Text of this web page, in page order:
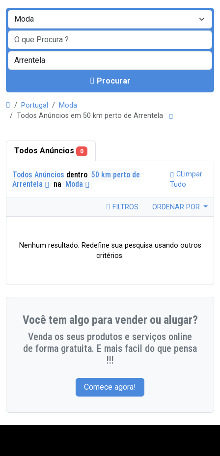
Procurar
Portugal
Moda
Todos Anúncios em 50 km perto de Arrentela
Todos Anúncios 0
Todos Anúncios dentro 50 km perto de
Arrentela
na Moda
CLimpar
Tudo
FILTROS ORDENAR POR
Nenhum resultado. Redefine sua pesquisa usando outros
critérios.
Você tem algo para vender ou alugar?
Venda os seus produtos e serviços online
de forma gratuita. E mais facil do que pensa
!!!
Comece agora!